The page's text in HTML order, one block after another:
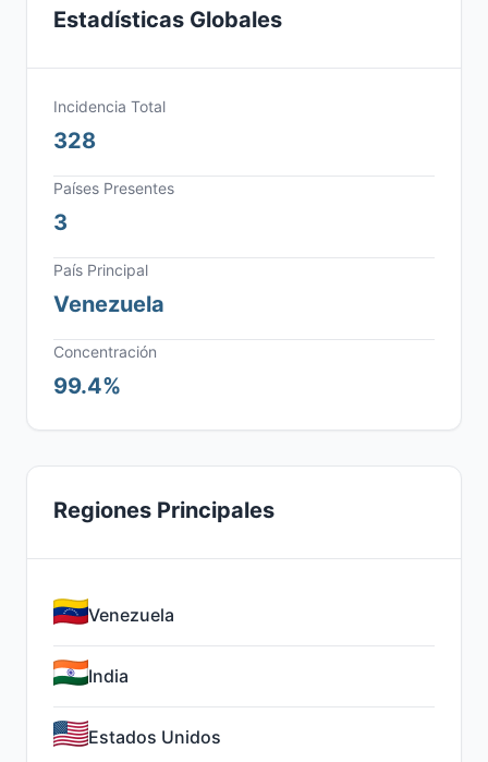
Estadísticas Globales
Incidencia Total
328
Países Presentes
3
País Principal
Venezuela
Concentración
99.4%
Regiones Principales
Venezuela
India
Estados Unidos